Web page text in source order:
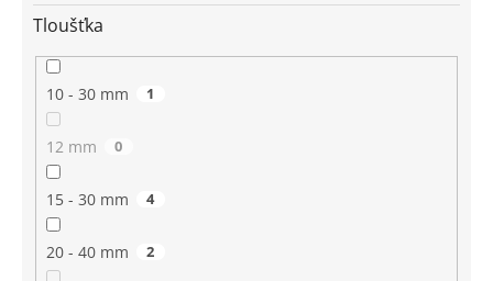
Tloušťka
10 - 30 mm 1
12 mm 0
15 - 30 mm 4
20 - 40 mm 2